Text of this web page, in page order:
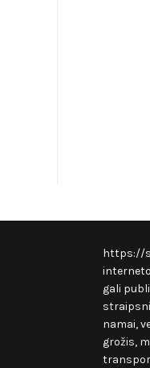
https://
gali
namai,
grožis,